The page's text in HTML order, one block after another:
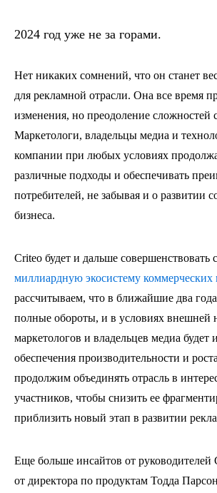
2024 год уже не за горами.
Нет никаких сомнений, что он станет
для рекламной отрасли. Она все время
изменения, но преодоление сложностей
Маркетологи, владельцы медиа и
компании при любых условиях
различные подходы и обеспечивать
потребителей, не забывая и о развитии
бизнеса.
Criteo будет и дальше совершенствовать
миллиардную экосистему коммерческих
рассчитываем, что в ближайшие два
полные обороты, и в условиях внешней
маркетологов и владельцев медиа будет
обеспечения производительности и
продолжим объединять отрасль в
участников, чтобы снизить ее
приблизить новый этап в развитии
Еще больше инсайтов от руководителей
от директора по продуктам Тодда